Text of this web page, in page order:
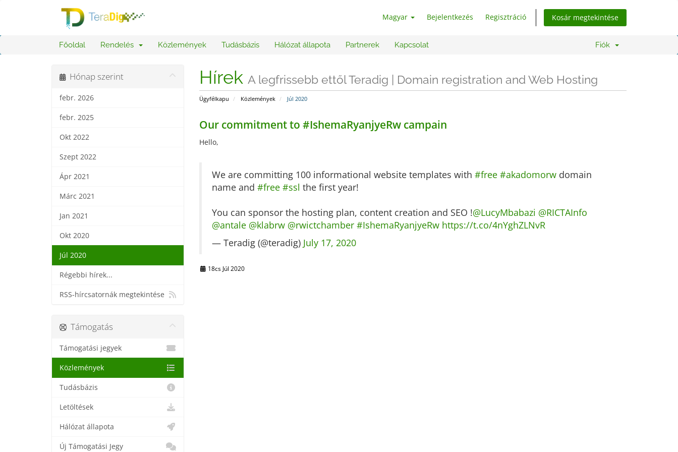
Magyar Bejelentkezés Regisztráció Kosár megtekintése
Főoldal Rendelés Közlemények Tudásbázis Hálózat állapota Partnerek Kapcsolat Fiók
Hírek A legfrissebb ettől Teradig | Domain registration and Web Hosting
Ügyfélkapu Közlemények Júl 2020
Hónap szerint
febr. 2026
febr. 2025
Okt 2022
Szept 2022
Ápr 2021
Márc 2021
Jan 2021
Okt 2020
Júl 2020
Régebbi hírek...
RSS-hírcsatornák megtekintése
Our commitment to #IshemaRyanjyeRw campain
Hello,
We are committing 100 informational website templates with #free #akadomorwdomain
name and #free #ssl the first year!
You can sponsor the hosting plan, content creation and SEO !@LucyMbabazi @RICTAInfo
@antale @klabrw @rwictchamber #IshemaRyanjyeRw https://t.co/4nYghZLNvR
— Teradig (@teradig) July 17, 2020
18cs Júl 2020
Támogatás
Támogatási jegyek
Közlemények
Tudásbázis
Letöltések
Hálózat állapota
Új Támogatási Jegy